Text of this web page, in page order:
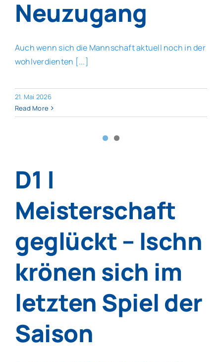
Neuzugang
Auch wenn sich die Mannschaft aktuell noch in der
wohlverdienten [...]
21. Mai 2026
Read More
D1 |
Meisterschaft
geglückt – Ischn
krönen sich im
letzten Spiel der
Saison